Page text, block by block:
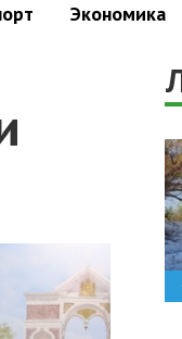
Экономика